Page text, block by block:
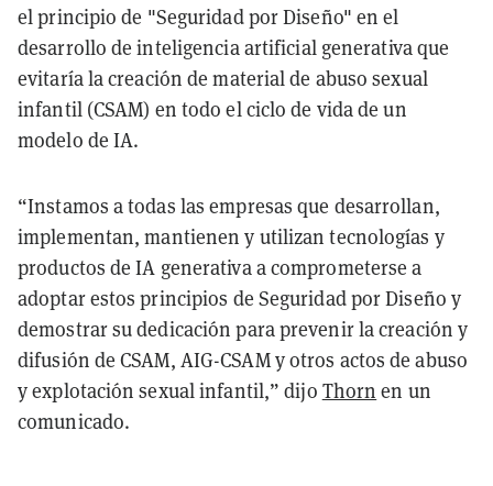
el principio de "Seguridad por Diseño" en el
desarrollo de inteligencia artificial generativa que
evitaría la creación de material de abuso sexual
infantil (CSAM) en todo el ciclo de vida de un
modelo de IA.
“Instamos a todas las empresas que desarrollan,
implementan, mantienen y utilizan tecnologías y
productos de IA generativa a comprometerse a
adoptar estos principios de Seguridad por Diseño y
demostrar su dedicación para prevenir la creación y
difusión de CSAM, AIG-CSAM y otros actos de abuso
y explotación sexual infantil,” dijo Thorn en un
comunicado.